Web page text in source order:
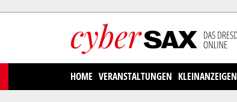
HOME VERANSTALTUNGEN KLEINANZEIGEN